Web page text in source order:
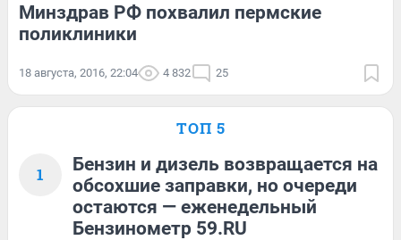
Минздрав РФ похвалил пермские
поликлиники
18 августа, 2016, 22:04 4 832 25
ТОП 5
1
Бензин и дизель возвращается на
обсохшие заправки, но очереди
остаются — еженедельный
Бензинометр 59.RU